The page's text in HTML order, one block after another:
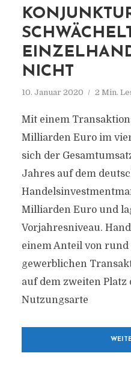
NICHT
10. Januar 2020 2 Min.
Mit einem
Milliarden Euro im
sich der
Jahres auf dem
Milliarden Euro und
Vorjahresniveau.
einem Anteil von rund
gewerblichen
auf dem zweiten Platz
Nutzungsarte